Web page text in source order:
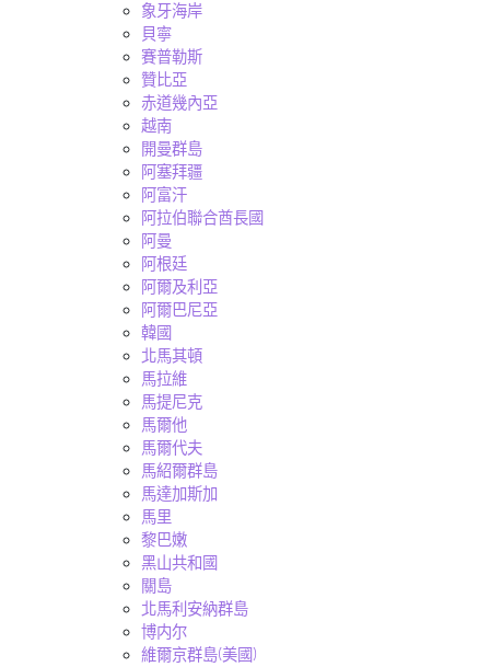
象牙海岸
貝寧
賽普勒斯
贊比亞
赤道幾內亞
越南
開曼群島
阿塞拜疆
阿富汗
阿拉伯聯合酋長國
阿曼
阿根廷
阿爾及利亞
阿爾巴尼亞
韓國
北馬其頓
馬拉維
馬提尼克
馬爾他
馬爾代夫
馬紹爾群島
馬達加斯加
馬里
黎巴嫩
黑山共和國
關島
北馬利安納群島
博内尔
維爾京群島(美國)